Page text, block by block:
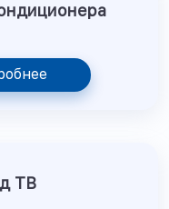
ТВ